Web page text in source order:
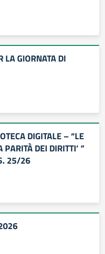
LA GIORNATA DI
DIGITALE – “LE
PARITÀ DEI DIRITTI’ ”
25/26